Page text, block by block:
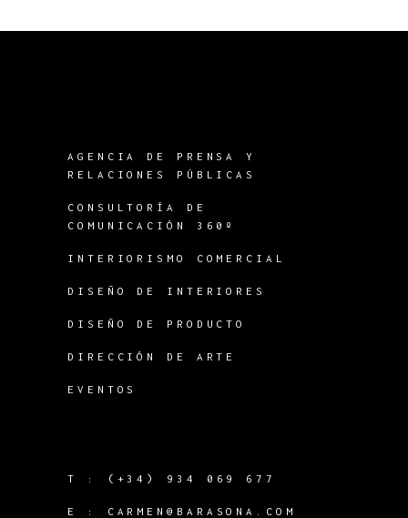
AGENCIA DE PRENSA Y
RELACIONES PÚBLICAS
CONSULTORÍA DE
COMUNICACIÓN 360º
INTERIORISMO COMERCIAL
DISEÑO DE INTERIORES
DISEÑO DE PRODUCTO
DIRECCIÓN DE ARTE
EVENTOS
T : (+34) 934 069 677
E : CARMEN@BARASONA.COM